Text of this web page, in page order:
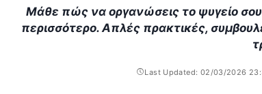
Μάθε πώς να οργανώσεις το ψυγείο
περισσότερο. Απλές πρακτικές,
Last Updated: 02/03/2026